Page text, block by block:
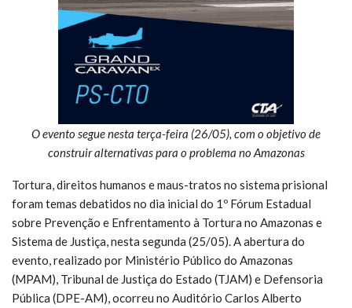
O evento segue nesta terça-feira (26/05), com o objetivo de
construir alternativas para o problema no Amazonas
Tortura, direitos humanos e maus-tratos no sistema prisional
foram temas debatidos no dia inicial do 1º Fórum Estadual
sobre Prevenção e Enfrentamento à Tortura no Amazonas e
Sistema de Justiça, nesta segunda (25/05). A abertura do
evento, realizado por Ministério Público do Amazonas
(MPAM), Tribunal de Justiça do Estado (TJAM) e Defensoria
Pública (DPE-AM), ocorreu no Auditório Carlos Alberto